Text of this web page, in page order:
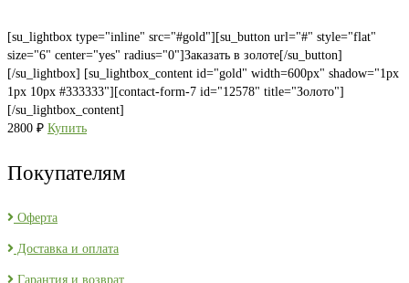
[su_lightbox type="inline" src="#gold"][su_button url="#" style="flat"
size="6" center="yes" radius="0"]Заказать в золоте[/su_button]
[/su_lightbox] [su_lightbox_content id="gold" width=600px" shadow="1px
1px 10px #333333"][contact-form-7 id="12578" title="Золото"]
[/su_lightbox_content]
2800 ₽ Купить
Покупателям
Оферта
Доставка и оплата
Гарантия и возврат